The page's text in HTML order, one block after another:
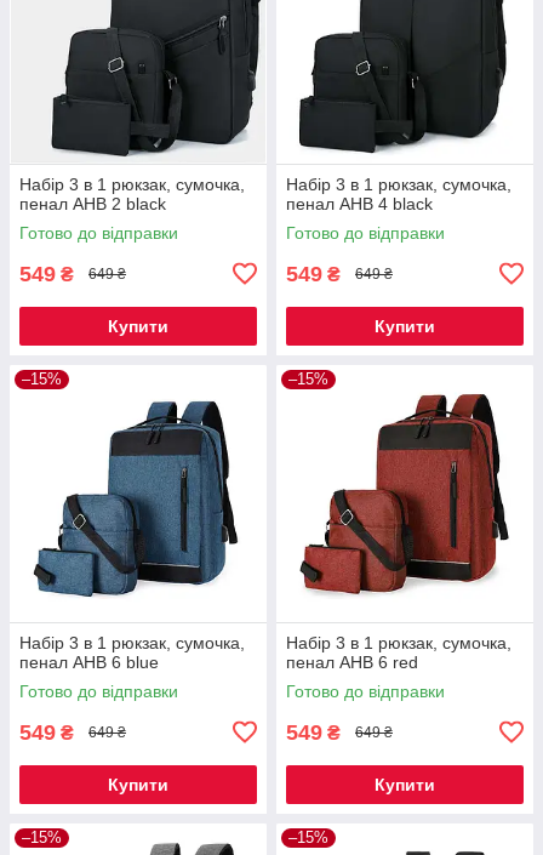
Набір 3 в 1 рюкзак, сумочка,
пенал AHB 2 black
Готово до відправки
549 ₴ 649 ₴
Купити
Набір 3 в 1 рюкзак, сумочка,
пенал AHB 4 black
Готово до відправки
549 ₴ 649 ₴
Купити
–15%
Набір 3 в 1 рюкзак, сумочка,
пенал AHB 6 blue
Готово до відправки
549 ₴ 649 ₴
Купити
–15%
Набір 3 в 1 рюкзак, сумочка,
пенал AHB 6 red
Готово до відправки
549 ₴ 649 ₴
Купити
–15% –15%